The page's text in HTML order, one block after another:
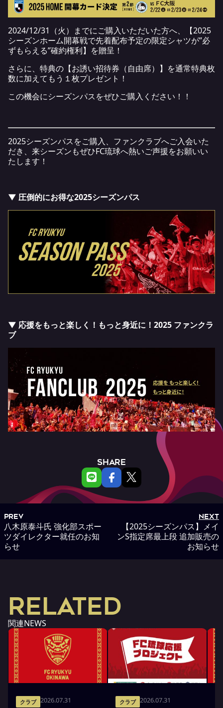
2024/12/31（火）までにご購入いただいた方へ、【2025
シーズンホーム開幕戦で先着配布予定の限定シャツが”必
ずもらえる”確約権利】を贈呈！
さらに、特典の【お誘い招待券（自由席）】を通常特典枚
数に加えてもう１枚プレゼント！
この機会にシーズンパスをぜひご購入ください！！
2025シーズンパスをご購入、ファンクラブへご入会いた
だき、来シーズンもぜひFC琉球へ熱いご声援をお願いい
たします！
▼ 圧倒的にお得な2025シーズンパス
▼ 応援をもっと楽しく！もっと身近に！2025 ファンクラ
ブ
SHARE
PREV
八木原泰斗氏 強化部スポー
ツダイレクター就任のお知
らせ
NEXT
【2025シーズンパス】メイ
ンS指定席最上段 追加販売の
お知らせ
RELATED
関連NEWS
クラブ 2026.07.31 クラブ 2026.07.31